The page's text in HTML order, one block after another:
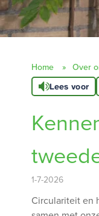
Home Over
Lees voor
1-7-2026
Circulariteit en